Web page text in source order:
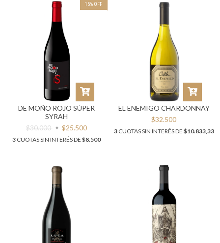
15% OFF
DE MOÑO ROJO SÚPER
SYRAH
$30.000
$25.500
3CUOTAS SIN INTERÉS DE $8.500
EL ENEMIGO CHARDONNAY
$32.500
3CUOTAS SIN INTERÉS DE $10.833,33